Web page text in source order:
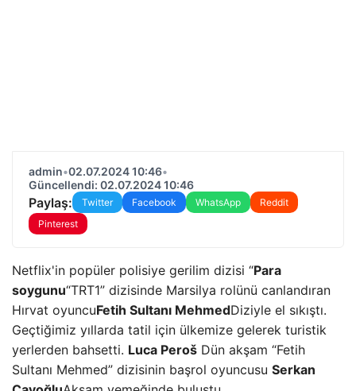
admin•02.07.2024 10:46•
Güncellendi: 02.07.2024 10:46
Paylaş: Twitter Facebook WhatsApp
Reddit
Pinterest
Netflix'in popüler polisiye gerilim dizisi “Para
soygunu“TRT1” dizisinde Marsilya rolünü canlandıran
Hırvat oyuncuFetih Sultanı MehmedDiziyle el sıkıştı.
Geçtiğimiz yıllarda tatil için ülkemize gelerek turistik
yerlerden bahsetti. Luca Peroš Dün akşam “Fetih
Sultanı Mehmed” dizisinin başrol oyuncusu Serkan